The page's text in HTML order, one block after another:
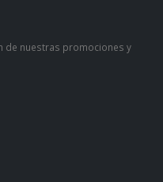
de nuestras promociones y